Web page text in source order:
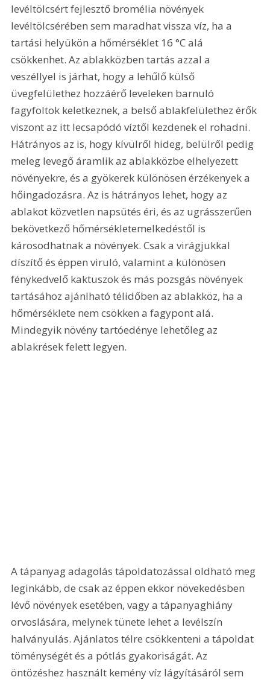
levéltölcsért fejlesztő bromélia növények
levéltölcsérében sem maradhat vissza víz, ha a
tartási helyükön a hőmérséklet 16 °C alá
csökkenhet. Az ablakközben tartás azzal a
veszéllyel is járhat, hogy a lehűlő külső
üvegfelülethez hozzáérő leveleken barnuló
fagyfoltok keletkeznek, a belső ablakfelülethez érők
viszont az itt lecsapódó víztől kezdenek el rohadni.
Hátrányos az is, hogy kívülről hideg, belülről pedig
meleg levegő áramlik az ablakközbe elhelyezett
növényekre, és a gyökerek különösen érzékenyek a
hőingadozásra. Az is hátrányos lehet, hogy az
ablakot közvetlen napsütés éri, és az ugrásszerűen
bekövetkező hőmérsékletemelkedéstől is
károsodhatnak a növények. Csak a virágjukkal
díszítő és éppen viruló, valamint a különösen
fénykedvelő kaktuszok és más pozsgás növények
tartásához ajánlható télidőben az ablakköz, ha a
hőmérséklete nem csökken a fagypont alá.
Mindegyik növény tartóedénye lehetőleg az
ablakrések felett legyen.
A tápanyag adagolás tápoldatozással oldható meg
leginkább, de csak az éppen ekkor növekedésben
lévő növények esetében, vagy a tápanyaghiány
orvoslására, melynek tünete lehet a levélszín
halványulás. Ajánlatos télre csökkenteni a tápoldat
töménységét és a pótlás gyakoriságát. Az
öntözéshez használt kemény víz lágyításáról sem